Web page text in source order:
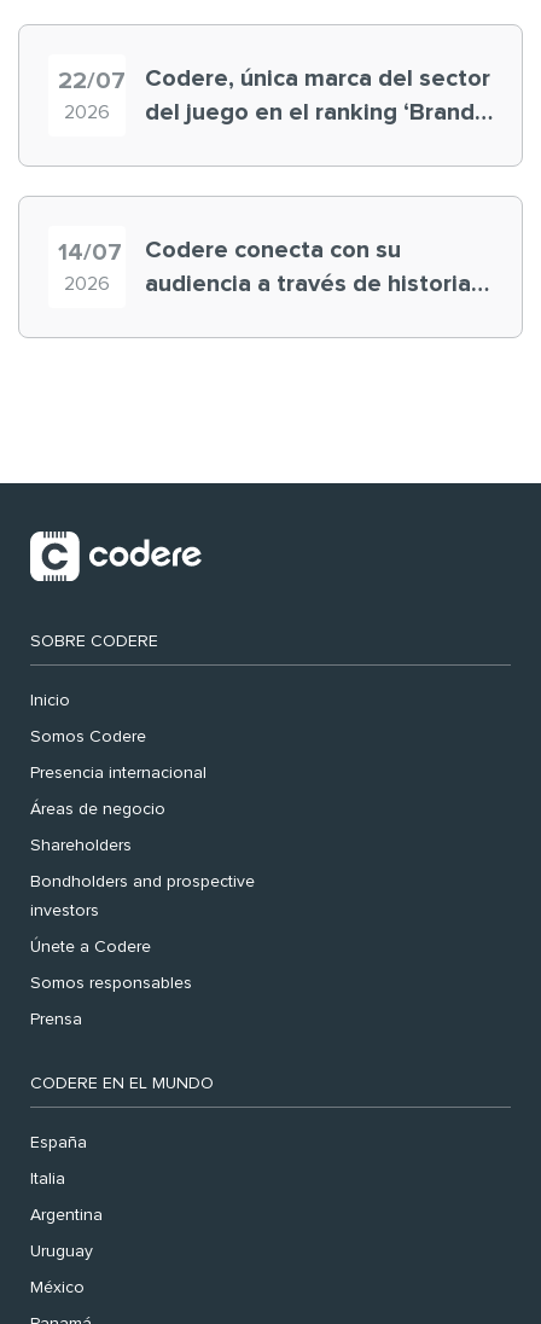
22/07
2026
Codere, única marca del sector
del juego en el ranking ‘Brand
14/07
2026
Codere conecta con su
audiencia a través de historias
SOBRE CODERE
Inicio
Somos Codere
Presencia internacional
Áreas de negocio
Shareholders
Bondholders and prospective
investors
Únete a Codere
Somos responsables
Prensa
CODERE EN EL MUNDO
España
Italia
Argentina
Uruguay
México